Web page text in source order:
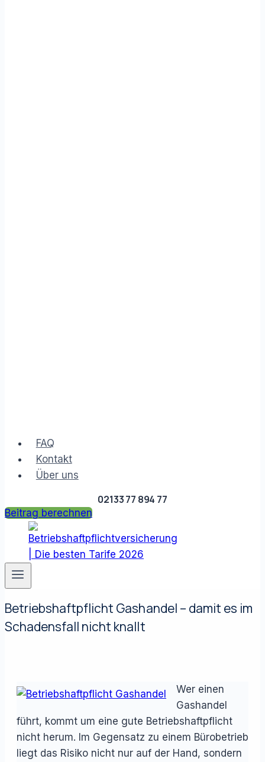
FAQ
Kontakt
Über uns
02133 77 894 77
Beitrag berechnen
Betriebshaftpflicht Gashandel – damit es im
Schadensfall nicht knallt
Wer einen
Gashandel
führt, kommt um eine gute Betriebshaftpflicht
nicht herum. Im Gegensatz zu einem Bürobetrieb
liegt das Risiko nicht nur auf der Hand, sondern